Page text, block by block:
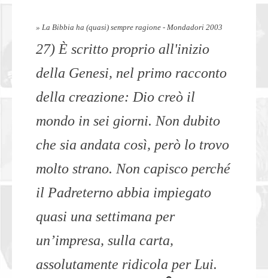
» La Bibbia ha (quasi) sempre ragione - Mondadori 2003
27) È scritto proprio all'inizio
della Genesi, nel primo racconto
della creazione: Dio creò il
mondo in sei giorni. Non dubito
che sia andata così, però lo trovo
molto strano. Non capisco perché
il Padreterno abbia impiegato
quasi una settimana per
un’impresa, sulla carta,
assolutamente ridicola per Lui.